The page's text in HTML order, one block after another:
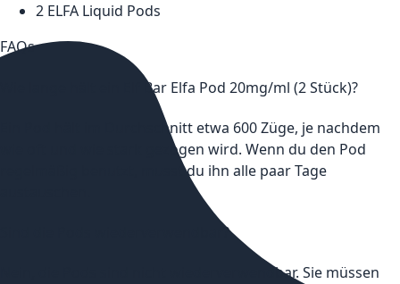
2 ELFA Liquid Pods
FAQs
Wie lange hält ein Elf Bar Elfa Pod 20mg/ml (2 Stück)?
Ein Pod hält im Durchschnitt etwa 600 Züge, je nachdem
wie oft und wie stark gezogen wird. Wenn du den Pod
regelmäßig benutzt, musst du ihn alle paar Tage
Sind die Pods wiederverwendbar?
Nein, die Pods sind nicht wiederverwendbar. Sie müssen